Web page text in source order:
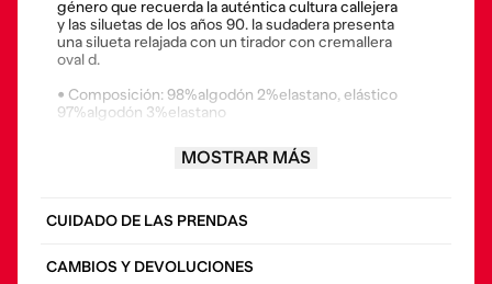
género que recuerda la auténtica cultura callejera
y las siluetas de los años 90. la sudadera presenta
una silueta relajada con un tirador con cremallera
oval d.
• Composición: 98%algodón 2%elastano, elástico
97%algodón 3%elastano
• País origen: túnez
MOSTRAR MÁS
CUIDADO DE LAS PRENDAS
CAMBIOS Y DEVOLUCIONES